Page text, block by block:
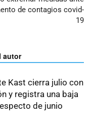
de contagios covid-
19
autor
Kast cierra julio con
y registra una baja
de junio